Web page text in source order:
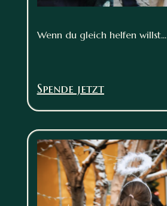
Wenn du gleich helfen willst...
Spende jetzt